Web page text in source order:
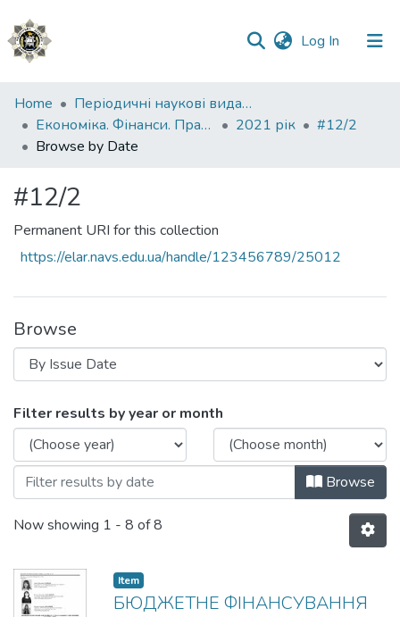
Log In (current)
Communities
&
Collections
Home
Періодичні наукові видання НАВС
Економіка. Фінанси. Право.
2021 рік
#12/2
Browse by Date
#12/2
Permanent URI for this collection
https://elar.navs.edu.ua/handle/123456789/25012
Browse
Browsing #12/2 by Issue Date
Filter results by year or month
Browse
Now showing 1 - 8 of 8
Item
БЮДЖЕТНЕ ФІНАНСУВАННЯ